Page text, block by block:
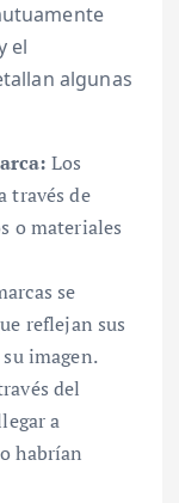
el
algunas
Los
través de
o materiales
se
reflejan sus
imagen.
del
a
habrían